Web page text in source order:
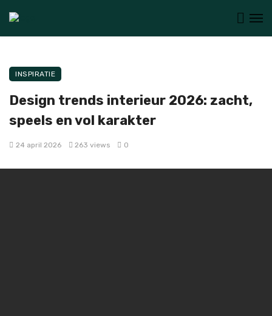
INSPIRATIE
Design trends interieur 2026: zacht,
speels en vol karakter
24 april 2026 263 views 0